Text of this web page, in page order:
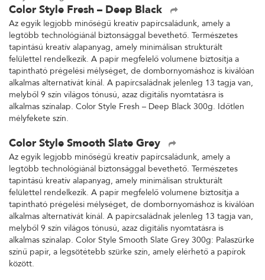
Color Style Fresh – Deep Black
Az egyik legjobb minőségű kreatív papírcsaládunk, amely a
legtöbb technológiánál biztonsággal bevethető. Természetes
tapintású kreatív alapanyag, amely minimálisan strukturált
felülettel rendelkezik. A papír megfelelő volumene biztosítja a
tapintható prégelési mélységet, de dombornyomáshoz is kiválóan
alkalmas alternatívát kínál. A papírcsaládnak jelenleg 13 tagja van,
melyből 9 szín világos tónusú, azaz digitális nyomtatásra is
alkalmas színalap. Color Style Fresh – Deep Black 300g. Időtlen
mélyfekete szín.
Color Style Smooth Slate Grey
Az egyik legjobb minőségű kreatív papírcsaládunk, amely a
legtöbb technológiánál biztonsággal bevethető. Természetes
tapintású kreatív alapanyag, amely minimálisan strukturált
felülettel rendelkezik. A papír megfelelő volumene biztosítja a
tapintható prégelési mélységet, de dombornyomáshoz is kiválóan
alkalmas alternatívát kínál. A papírcsaládnak jelenleg 13 tagja van,
melyből 9 szín világos tónusú, azaz digitális nyomtatásra is
alkalmas színalap. Color Style Smooth Slate Grey 300g: Palaszürke
színű papír, a legsötétebb szürke szín, amely elérhető a papírok
között.